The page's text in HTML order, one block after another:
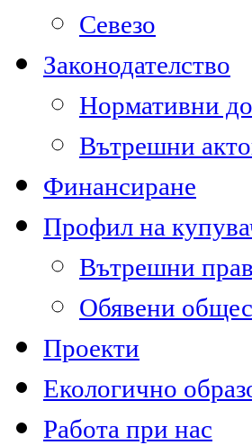
Севезо
Законодателство
Нормативни
Вътрешни
Финансиране
Профил на
Вътрешни
Обявени
Проекти
Екологично
Работа при нас